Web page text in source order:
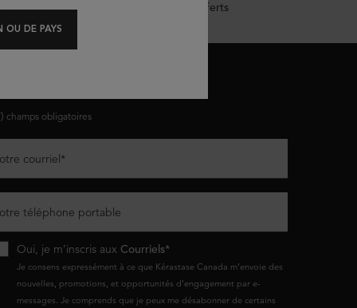
Échantillons offerts
champs obligatoires
courriel*
téléphone portable
Oui, je m’inscris aux Courriels*
Je consens expressément à ce que Kérastase Canada m’envoie des
nouvelles, promotions, et opportunités d’engagement par e-
messages. Je comprends que je peux me désabonner de certains
OU DE PAYS